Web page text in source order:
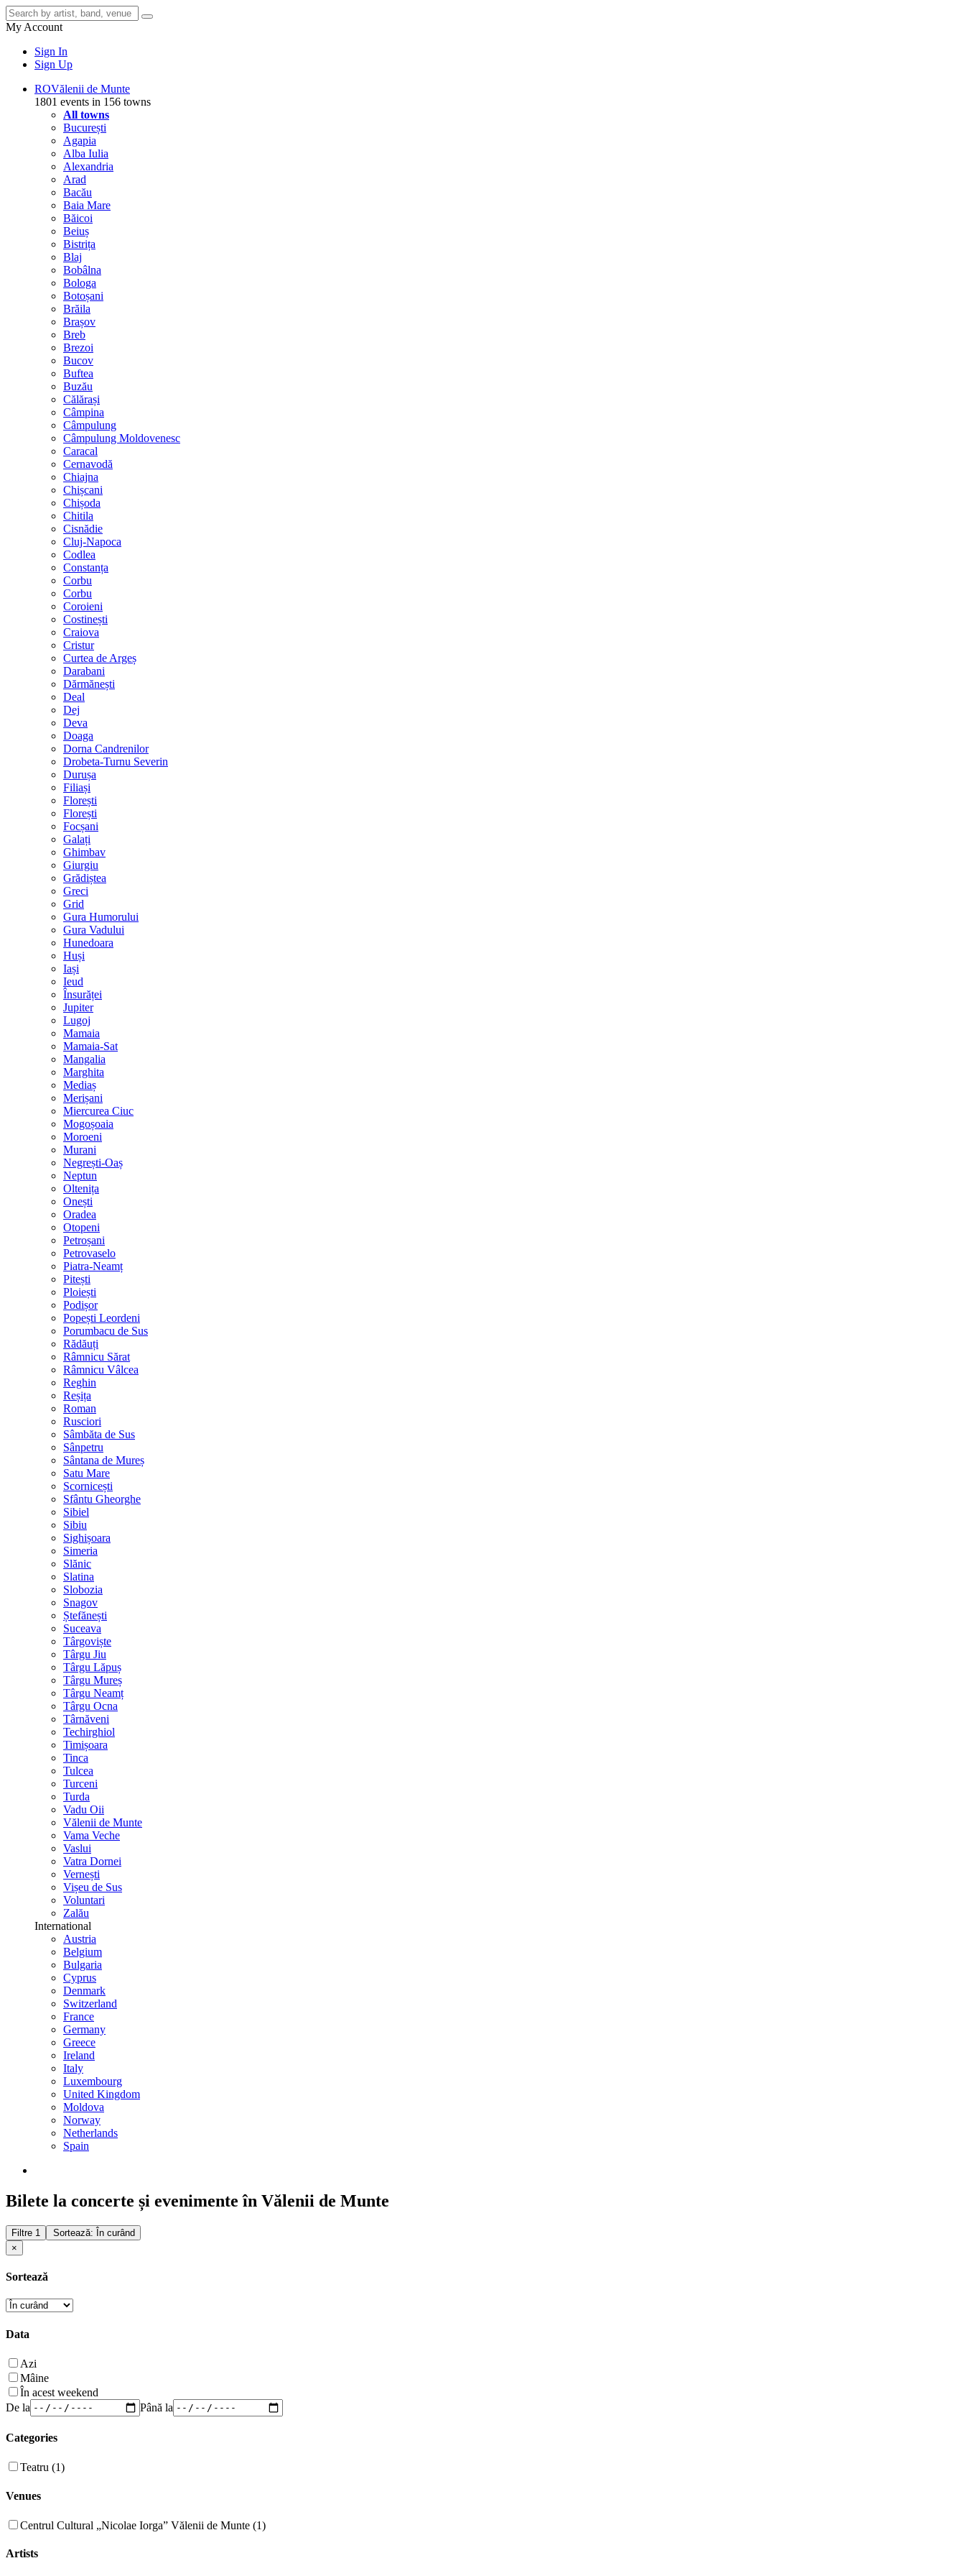
My Account
Sign In
Sign Up
ROVălenii de Munte
1801 events in 156 towns
All towns
București
Agapia
Alba Iulia
Alexandria
Arad
Bacău
Baia Mare
Băicoi
Beiuș
Bistrița
Blaj
Bobâlna
Bologa
Botoșani
Brăila
Brașov
Breb
Brezoi
Bucov
Buftea
Buzău
Călărași
Câmpina
Câmpulung
Câmpulung Moldovenesc
Caracal
Cernavodă
Chiajna
Chișcani
Chișoda
Chitila
Cisnădie
Cluj-Napoca
Codlea
Constanța
Corbu
Corbu
Coroieni
Costinești
Craiova
Cristur
Curtea de Argeș
Darabani
Dărmănești
Deal
Dej
Deva
Doaga
Dorna Candrenilor
Drobeta-Turnu Severin
Durușa
Filiași
Florești
Florești
Focșani
Galați
Ghimbav
Giurgiu
Grădiștea
Greci
Grid
Gura Humorului
Gura Vadului
Hunedoara
Huși
Iași
Ieud
Însurăței
Jupiter
Lugoj
Mamaia
Mamaia-Sat
Mangalia
Marghita
Mediaș
Merișani
Miercurea Ciuc
Mogoșoaia
Moroeni
Murani
Negrești-Oaș
Neptun
Oltenița
Onești
Oradea
Otopeni
Petroșani
Petrovaselo
Piatra-Neamț
Pitești
Ploiești
Podișor
Popești Leordeni
Porumbacu de Sus
Rădăuți
Râmnicu Sărat
Râmnicu Vâlcea
Reghin
Reșița
Roman
Rusciori
Sâmbăta de Sus
Sânpetru
Sântana de Mureș
Satu Mare
Scornicești
Sfântu Gheorghe
Sibiel
Sibiu
Sighișoara
Simeria
Slănic
Slatina
Slobozia
Snagov
Ștefănești
Suceava
Târgoviște
Târgu Jiu
Târgu Lăpuș
Târgu Mureș
Târgu Neamț
Târgu Ocna
Târnăveni
Techirghiol
Timișoara
Tinca
Tulcea
Turceni
Turda
Vadu Oii
Vălenii de Munte
Vama Veche
Vaslui
Vatra Dornei
Vernești
Vișeu de Sus
Voluntari
Zalău
International
Austria
Belgium
Bulgaria
Cyprus
Denmark
Switzerland
France
Germany
Greece
Ireland
Italy
Luxembourg
United Kingdom
Moldova
Norway
Netherlands
Spain
Bilete la concerte și evenimente în Vălenii de Munte
Filtre 1
Sortează: În curând
×
Sortează
Data
Azi
Mâine
În acest weekend
De la
Până la
Categories
Teatru (1)
Venues
Centrul Cultural „Nicolae Iorga” Vălenii de Munte (1)
Artists